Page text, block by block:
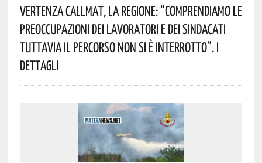
Vertenza CallMat, La Regione: “comprendiamo Le
Preoccupazioni Dei Lavoratori E Dei Sindacati
Tuttavia Il Percorso Non Si È Interrotto”. I
Dettagli